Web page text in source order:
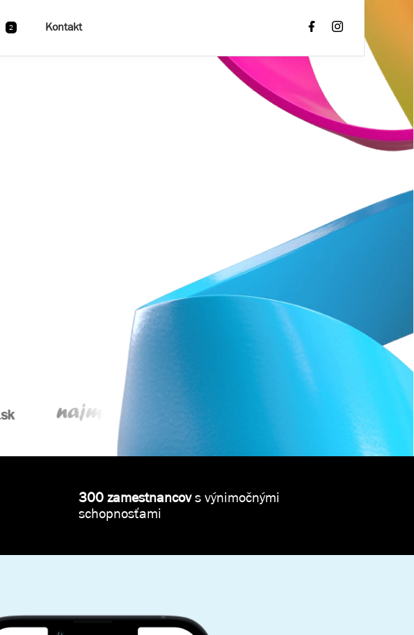
2 Kontakt
300 zamestnancovs výnimočnými
schopnosťami